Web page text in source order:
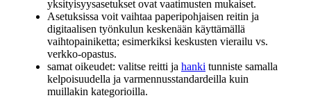
yksityisyysasetukset ovat vaatimusten mukaiset.
Asetuksissa voit vaihtaa paperipohjaisen reitin ja
digitaalisen työnkulun keskenään käyttämällä
vaihtopainiketta; esimerkiksi keskusten vierailu vs.
verkko-opastus.
samat oikeudet: valitse reitti ja hanki tunniste samalla
kelpoisuudella ja varmennusstandardeilla kuin
muillakin kategorioilla.